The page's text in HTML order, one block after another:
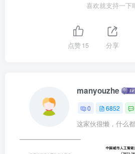
喜欢就支持一下
点赞15 分享
manyouzhe
0 6852
这家伙很懒，什么